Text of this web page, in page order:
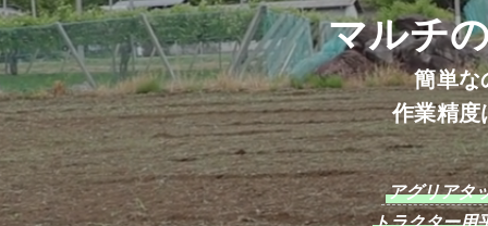
マルチ
簡単な
作業精度
アグリアタ